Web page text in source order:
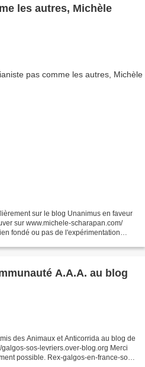
les autres, Michèle
sur le blog Unanimus en faveur
sur www.michele-scharapan.com/
fondé ou pas de l'expérimentation
A.A.A. au blog
des Animaux et Anticorrida au blog de
galgos-sos-levriers.over-blog.org Merci
possible. Rex-galgos-en-france-sos-